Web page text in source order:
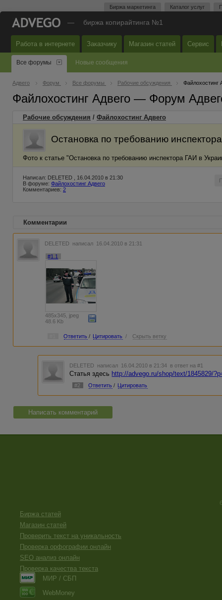
Биржа маркетинга Каталог услуг
— биржа копирайтинга №1
Работа в интернете Заказчику Магазин статей Сервис
Все форумы Новые сообщения
Адвего Форум Все форумы Рабочие обсуждения Файлохостинг
Файлохостинг Адвего — Форум
Рабочие обсуждения / Файлохостинг Адвего
Остановка по требованию
Фото к статье "Остановка по требованию инспектора ГАИ в
Написал: DELETED , 16.04.2010 в 21:30
В форуме: Файлохостинг Адвего
Комментариев: 2
Комментарии
DELETED написал 16.04.2010 в 21:31
#1.1
485x345, jpeg
48.6 Kb
Ответить / Цитировать / Скрыть ветку
DELETED написал 16.04.2010 в 21:34 в ответ на #1
Статья здесь http://advego.ru/shop/text/1845829/
#2 Ответить / Цитировать
Написать комментарий
Биржа статей
Магазин статей
Проверить текст на уникальность
Проверка орфографии онлайн
SEO анализ онлайн
Проверка качества текста
МИР / СБП
WebMoney